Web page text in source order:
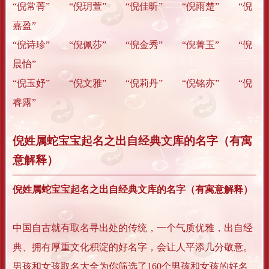
“倪常菁” “倪玥萱” “倪佳昕” “倪雨楚” “倪
嘉盈”
“倪诗珍” “倪佩莎” “倪金秀” “倪菁玉” “倪
晨怡”
“倪玉妤” “倪文雅” “倪莉丹” “倪铭亦” “倪
睿露”
倪姓属蛇宝宝起名之出自经典文库的名字（有寓
意解释）
倪姓属蛇宝宝起名之出自经典文库的名字（有寓意解释）
中国自古就有取名寻出处的传统，一个气质优雅，出自经
典、拥有厚重文化积淀的好名字，会让人平添几分敬意。
男孩和女孩取名大全为你筛选了160个男孩和女孩的好名